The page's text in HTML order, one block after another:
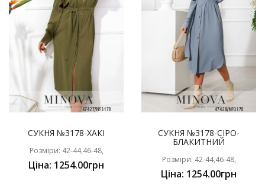
СУКНЯ №3178-ХАКІ
Розміри: 42-44,46-48,
Ціна: 1254.00грн
СУКНЯ №3178-СІРО-
БЛАКИТНИЙ
Розміри: 42-44,46-48,
Ціна: 1254.00грн